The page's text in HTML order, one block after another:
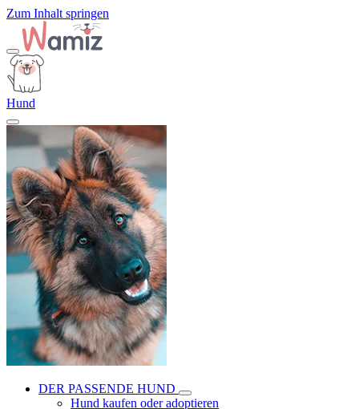
Zum Inhalt springen
Hund
DER PASSENDE HUND
Hund kaufen oder adoptieren